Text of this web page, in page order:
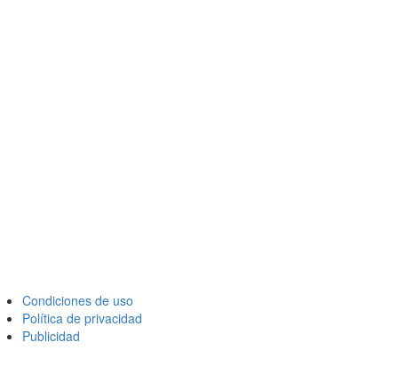
Condiciones de uso
Política de privacidad
Publicidad